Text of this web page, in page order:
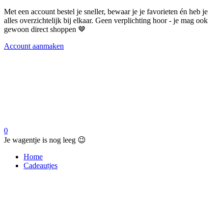
Met een account bestel je sneller, bewaar je je favorieten én heb je
alles overzichtelijk bij elkaar. Geen verplichting hoor - je mag ook
gewoon direct shoppen 🤎
Account aanmaken
0
Je wagentje is nog leeg 😉
Home
Cadeautjes